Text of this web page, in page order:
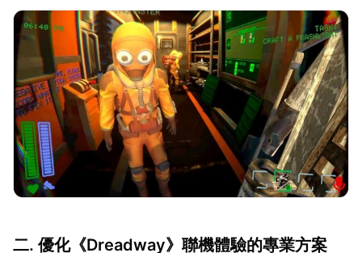
二. 優化《Dreadway》聯機體驗的專業方案